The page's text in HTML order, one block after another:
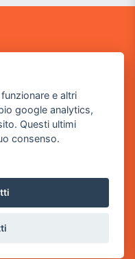
BS
e altri
google analytics,
Questi ultimi
consenso.